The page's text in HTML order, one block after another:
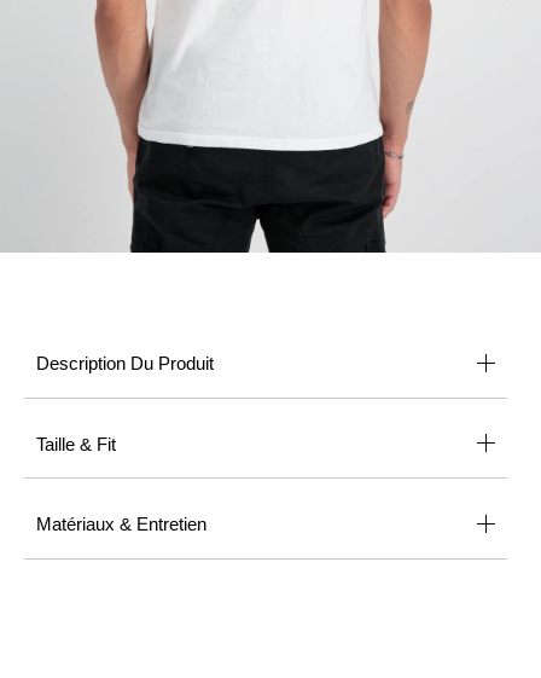
Description Du Produit
Taille & Fit
Matériaux & Entretien